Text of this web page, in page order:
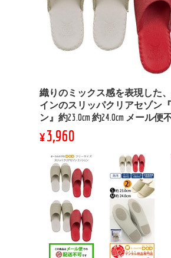
織りのミックス感を表現した
インのスリッパクリアセゾン
ン』約23.0cm 約24.0cm メール便
¥3,960